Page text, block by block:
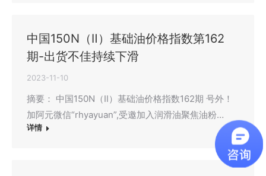
中国150N（Ⅱ）基础油价格指数第162
期-出货不佳持续下滑
2023-11-10
摘要： 中国150N（Ⅱ）基础油价格指数162期 号外！
加阿元微信“rhyayuan”,受邀加入润滑油聚焦油粉…
详情